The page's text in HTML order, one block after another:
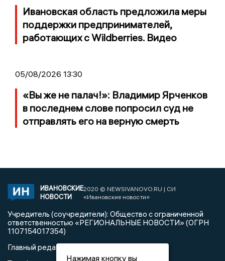
Ивановская область предложила меры
поддержки предпринимателей,
работающих с Wildberries. Видео
05/08/2026 13:30
«Вы же не палач!»: Владимир Ярченков
в последнем слове попросил суд не
отправлять его на верную смерть
ИВАНОВСКИЕ
НОВОСТИ
2020 © NEWSIVANOVO.RU | СИ
«Ивановские новости»
Учредитель (соучредители): Общество с ограниченной
ответственностью «РЕГИОНАЛЬНЫЕ НОВОСТИ» (ОГРН
1107154017354)
Главный редактор: Синева Ю.Д.
Нажимая кнопку вы